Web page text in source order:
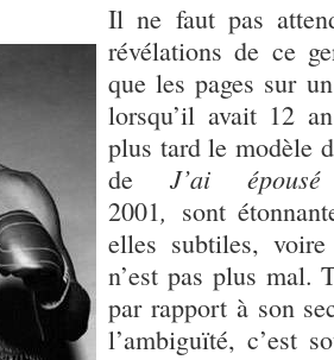
Il ne faut pas
révélations de ce
que les pages sur
lorsqu’il avait 12
plus tard le modèle
de J’ai
2001, sont
elles subtiles,
n’est pas plus mal.
par rapport à son
l’ambiguïté, c’est